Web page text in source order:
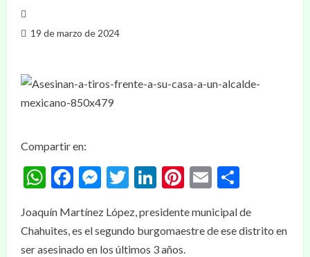
19 de marzo de 2024
Compartir en:
WhatsApp
Facebook
Messenger
Twitter
LinkedIn
Pinterest
Email
Joaquín Martínez López, presidente municipal de
Chahuites, es el segundo burgomaestre de ese distrito en
ser asesinado en los últimos 3 años.